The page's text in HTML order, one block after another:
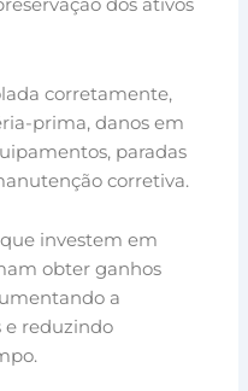
dos ativos
corretamente,
prima, danos em
paradas
corretiva.
investem em
obter ganhos
a
e reduzindo